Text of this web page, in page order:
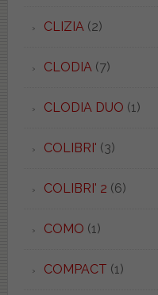
CLIZIA(2)
CLODIA(7)
CLODIA DUO (1)
COLIBRI' (3)
COLIBRI' 2 (6)
COMO (1)
COMPACT (1)